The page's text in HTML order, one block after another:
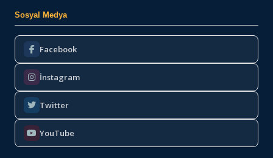
Sosyal Medya
Facebook
İnstagram
Twitter
YouTube